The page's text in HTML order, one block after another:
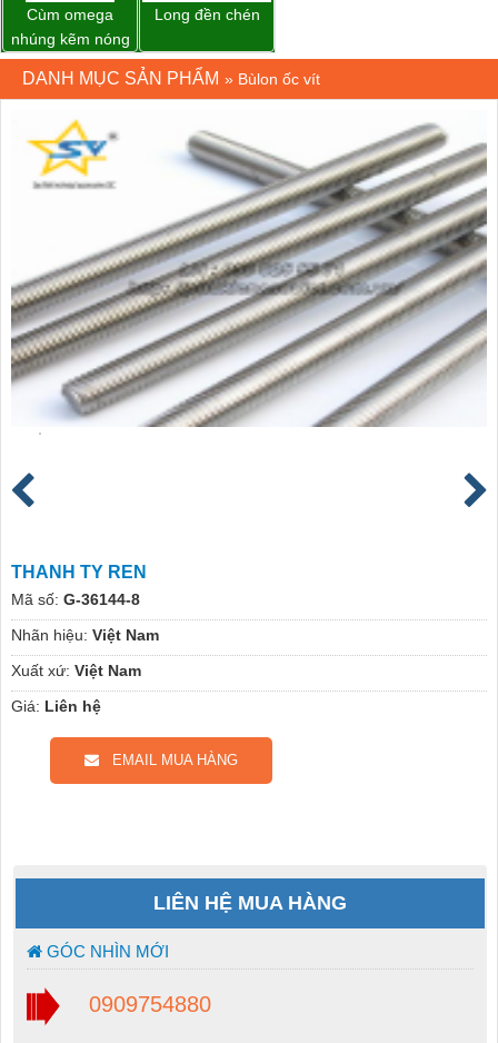
Cùm omega
nhúng kẽm nóng
Long đền chén
DANH MỤC SẢN PHẨM » Bùlon ốc vít
THANH TY REN
Mã số: G-36144-8
Nhãn hiệu: Việt Nam
Xuất xứ: Việt Nam
Giá: Liên hệ
EMAIL MUA HÀNG
LIÊN HỆ MUA HÀNG
GÓC NHÌN MỚI
0909754880